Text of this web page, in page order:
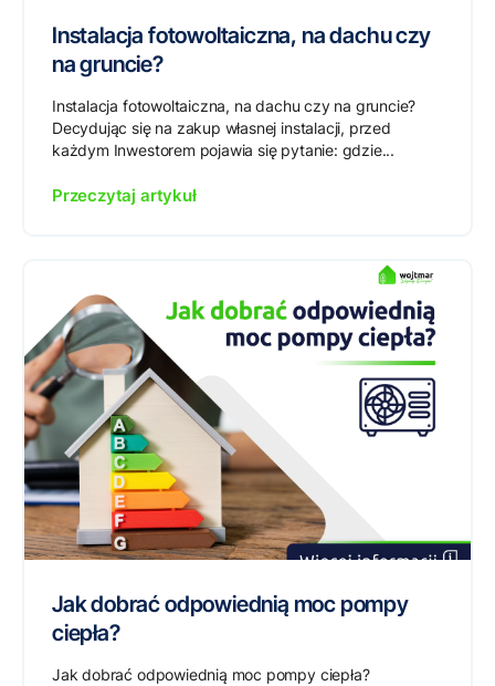
Instalacja fotowoltaiczna, na dachu czy
na gruncie?
Instalacja fotowoltaiczna, na dachu czy na gruncie?
Decydując się na zakup własnej instalacji, przed
każdym Inwestorem pojawia się pytanie: gdzie...
Przeczytaj artykuł
Jak dobrać odpowiednią moc pompy
ciepła?
Jak dobrać odpowiednią moc pompy ciepła?